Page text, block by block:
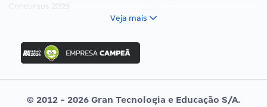
Concursos 2025
Concurso Ibama
Concurso MPU
Editais publicados
Vunesp
Veja mais
© 2012 - 2026 Gran Tecnologia e Educação S/A.